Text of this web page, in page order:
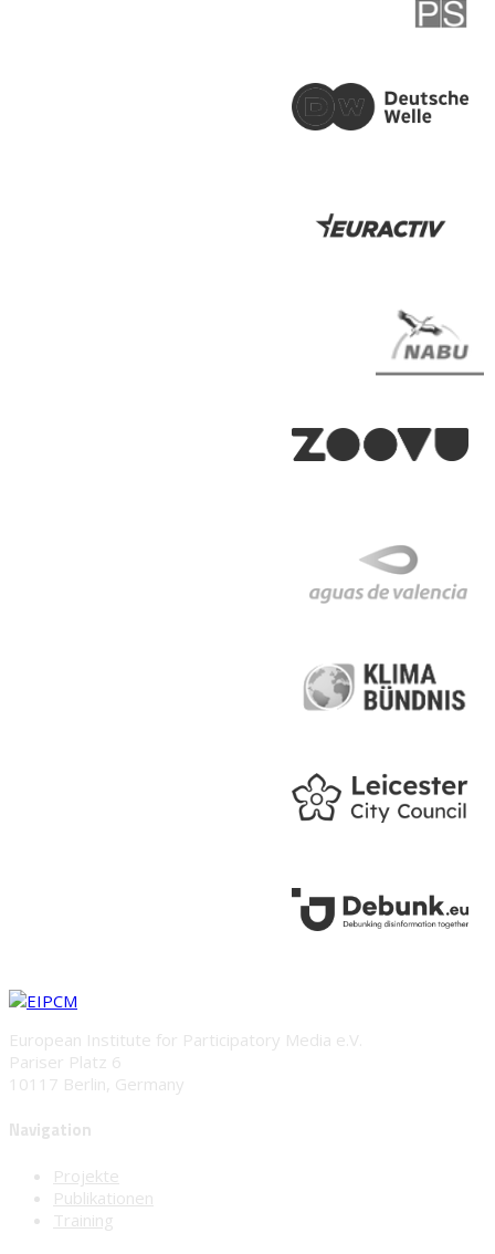
European Institute for Participatory Media e.V.
Pariser Platz 6
10117 Berlin, Germany
Navigation
Projekte
Publikationen
Training